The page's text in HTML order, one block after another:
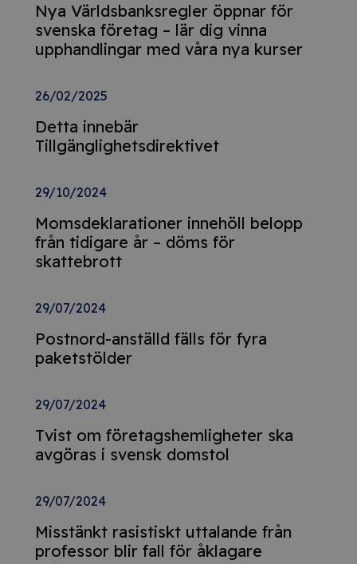
Nya Världsbanksregler öppnar för
svenska företag – lär dig vinna
upphandlingar med våra nya kurser
26/02/2025
Detta innebär
Tillgänglighetsdirektivet
29/10/2024
Momsdeklarationer innehöll belopp
från tidigare år – döms för
skattebrott
29/07/2024
Postnord-anställd fälls för fyra
paketstölder
29/07/2024
Tvist om företagshemligheter ska
avgöras i svensk domstol
29/07/2024
Misstänkt rasistiskt uttalande från
professor blir fall för åklagare